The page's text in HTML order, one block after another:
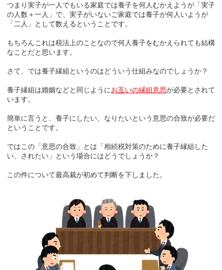
つまり実子が一人でもいる家庭では養子を何人むかえようが「実子
の人数＋一人」で、実子がいないご家庭では養子が何人いようが
「二人」として数えるということです。
もちろんこれは税法上のことなので何人養子をむかえられても結構
なことだと思います。
さて、では養子縁組というのはどういう仕組みなのでしょうか？
養子縁組は婚姻などと同じようにお互いの縁組意思が必要とされて
います。
簡単に言うと、養子にしたい、なりたいという意思の合致が必要だ
ということです。
ではこの「意思の合致」とは「相続税対策のために養子縁組した
い、されたい」という場合にはどうでしょうか？
この件について最高裁が初めて判断を下しました。